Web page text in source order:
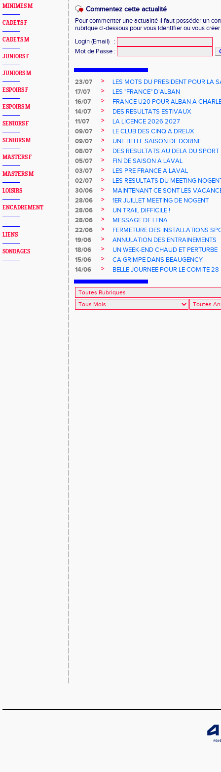
MINIMES M
CADETS F
CADETS M
JUNIORS F
JUNIORS M
ESPOIRS F
ESPOIRS M
SENIORS F
SENIORS M
MASTERS F
MASTERS M
LOISIRS
ENCADREMENT
LIENS
SONDAGES
Commentez cette actualité
Pour commenter une actualité il faut posséder un
rubrique ci-dessous pour vous identifier ou vous
Login (Email)
:
Mot de Passe :
23/07 >
LES MOTS DU PRESIDENT POUR LA
17/07
>
LES "FRANCE" D'ALBAN
16/07
>
FRANCE U20 POUR ALBAN A
14/07
>
DES RESULTATS ESTIVAUX
11/07
>
LA LICENCE 2026 2027
09/07
>
LE CLUB DES CINQ A DREUX
09/07
>
UNE BELLE SAISON DE DORINE
08/07
>
DES RESULTATS AU DELA DU SPORT
05/07
>
FIN DE SAISON A LAVAL
03/07
>
LES PRE FRANCE A LAVAL
02/07
>
LES RESULTATS DU MEETING
30/06
>
MAINTENANT CE SONT LES
28/06
>
1ER JUILLET MEETING DE NOGENT
28/06
>
UN TRAIL DIFFICILE !
28/06
>
MESSAGE DE LENA
22/06
>
FERMETURE DES INSTALLATIONS
19/06
>
ANNULATION DES ENTRAINEMENTS
18/06
>
UN WEEK-END CHAUD ET PERTURBE
15/06
>
CA GRIMPE DANS BEAUGENCY
14/06
> BELLE JOURNEE POUR LE COMITE 28